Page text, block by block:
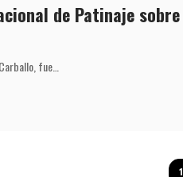
de Patinaje sobre
fue…
1